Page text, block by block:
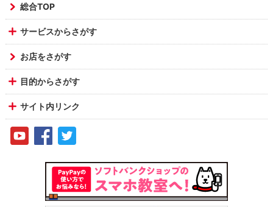
総合TOP
サービスからさがす
お店をさがす
目的からさがす
サイト内リンク